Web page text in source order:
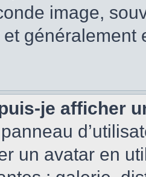
image,
et
je afficher
un avatar en